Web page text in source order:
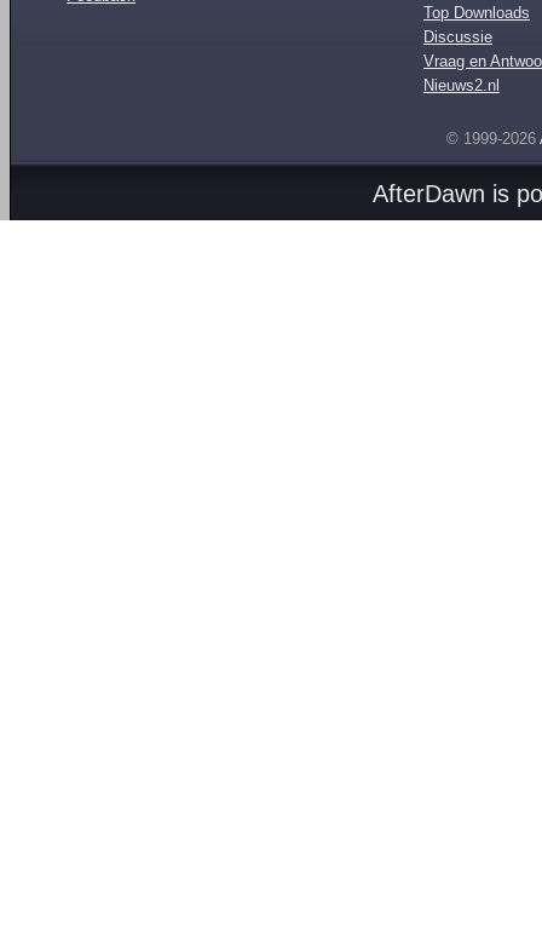
Top Downloads
Discussie
Vraag en
Nieuws2.nl
© 1999-2026
AfterDawn is